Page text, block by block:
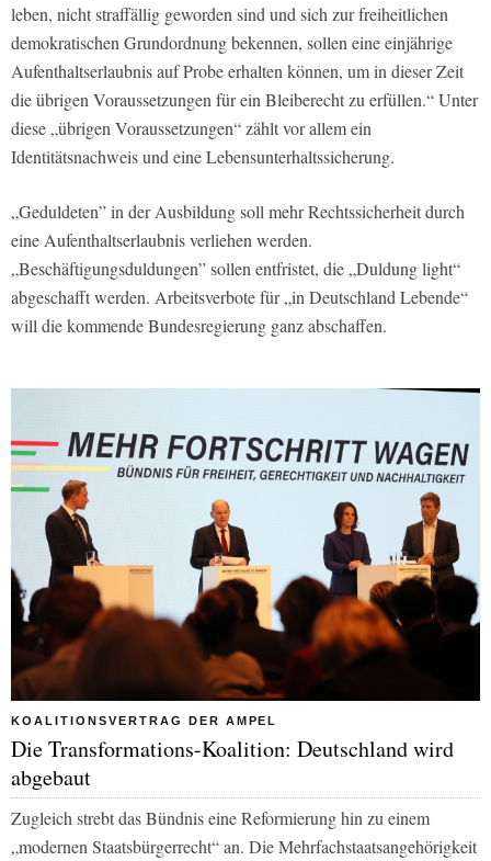
leben, nicht straffällig geworden sind und sich zur freiheitlichen
demokratischen Grundordnung bekennen, sollen eine einjährige
Aufenthaltserlaubnis auf Probe erhalten können, um in dieser Zeit
die übrigen Voraussetzungen für ein Bleiberecht zu erfüllen.“ Unter
diese „übrigen Voraussetzungen“ zählt vor allem ein
Identitätsnachweis und eine Lebensunterhaltssicherung.
„Geduldeten” in der Ausbildung soll mehr Rechtssicherheit durch
eine Aufenthaltserlaubnis verliehen werden.
„Beschäftigungsduldungen” sollen entfristet, die „Duldung light“
abgeschafft werden. Arbeitsverbote für „in Deutschland Lebende“
will die kommende Bundesregierung ganz abschaffen.
KOALITIONSVERTRAG DER AMPEL
Die Transformations-Koalition: Deutschland wird
abgebaut
Zugleich strebt das Bündnis eine Reformierung hin zu einem
„modernen Staatsbürgerrecht“ an. Die Mehrfachstaatsangehörigkeit